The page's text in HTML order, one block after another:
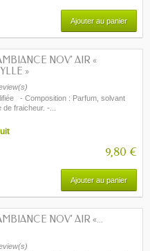
Ajouter au panier
NOV’ AIR «
»
- Composition : Parfum, solvant
fraicheur. -...
9,80 €
Ajouter au panier
NOV’ AIR «...